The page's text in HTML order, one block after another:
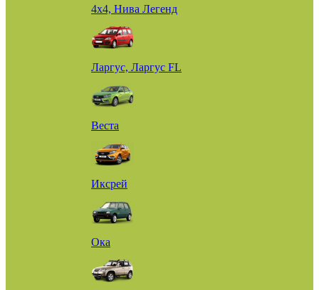
4х4, Нива Легенд
Ларгус, Ларгус FL
Веста
Иксрей
Ока